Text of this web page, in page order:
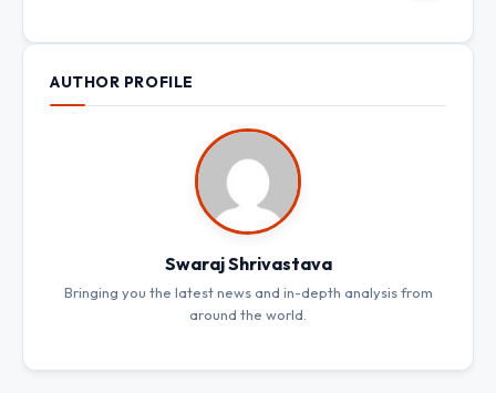
AUTHOR PROFILE
Swaraj Shrivastava
Bringing you the latest news and in-depth analysis from
around the world.